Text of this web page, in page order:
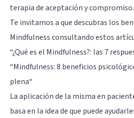
terapia de aceptación y compromiso.
Te invitamos a que descubras los
Mindfulness consultando estos
“¿Qué es el Mindfulness?: las 7
“Mindfulness: 8 beneficios
plena“
La aplicación de la misma en
basa en la idea de que puede